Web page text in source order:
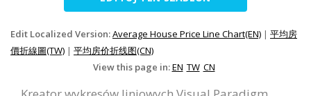
Edit Localized Version:Average House Price Line Chart(EN) | 平均房
價折線圖(TW) | 平均房价折线图(CN)
View this page in:EN TW CN